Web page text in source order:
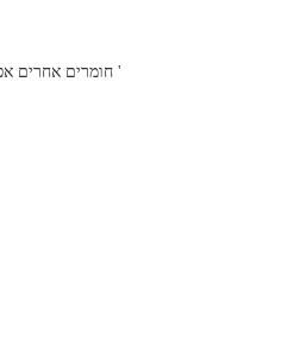
חומרים אחרים אפשרות: גרניט, גיר, טרוורין, בלוסטון, שיש וכו '